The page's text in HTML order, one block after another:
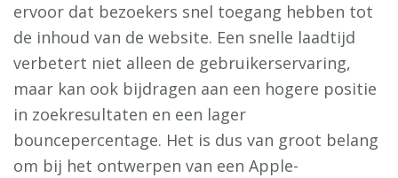
ervoor dat bezoekers snel toegang hebben tot
de inhoud van de website. Een snelle laadtijd
verbetert niet alleen de gebruikerservaring,
maar kan ook bijdragen aan een hogere positie
in zoekresultaten en een lager
bouncepercentage. Het is dus van groot belang
om bij het ontwerpen van een Apple-